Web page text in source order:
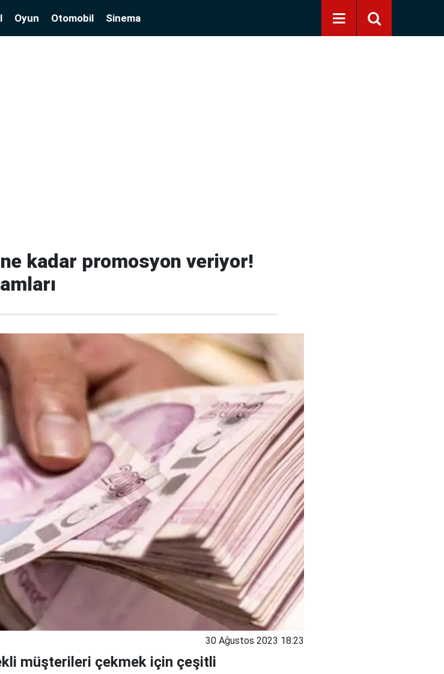
Oyun Otomobil Sinema
kadar promosyon veriyor!
30 Ağustos 2023 18:23
müşterileri çekmek için çeşitli